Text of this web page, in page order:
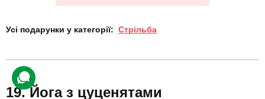
Усі подарунки у категорії: Стрільба
Йога з цуценятами